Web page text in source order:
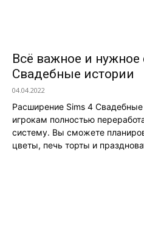
Всё важное и нужное
Свадебные истории
04.04.2022
Расширение Sims 4 Свадебные
игрокам полностью
систему. Вы сможете
цветы, печь торты и